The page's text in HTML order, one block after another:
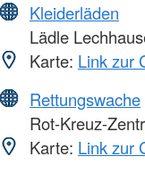
Kleiderläden
Lädle
Karte: Link zur
Rettungswache
Rot-Kreuz-
Karte: Link zur